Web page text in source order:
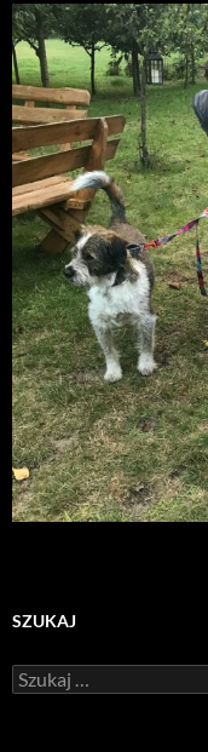
SZUKAJ
Szukaj: